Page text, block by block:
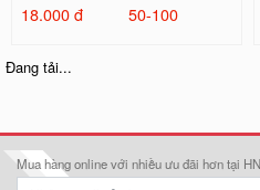
18.000 đ
50-100